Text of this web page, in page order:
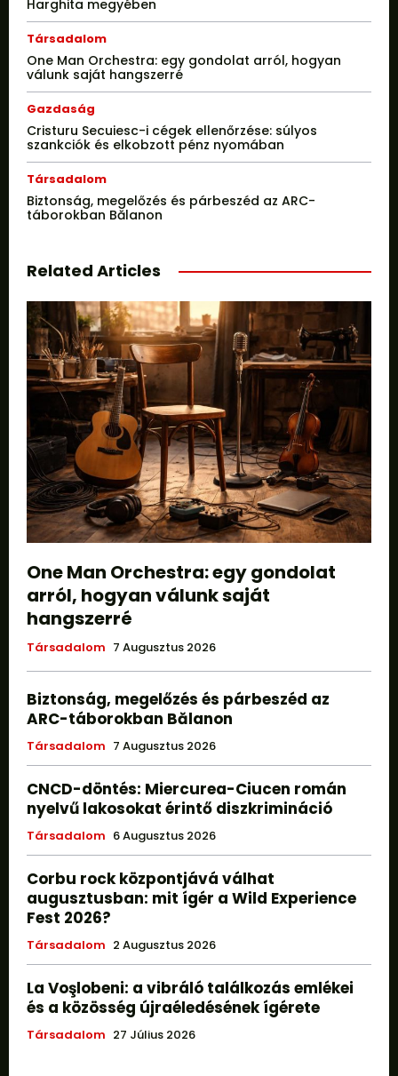
Harghita megyében
Társadalom
One Man Orchestra: egy gondolat arról, hogyan
válunk saját hangszerré
Gazdaság
Cristuru Secuiesc-i cégek ellenőrzése: súlyos
szankciók és elkobzott pénz nyomában
Társadalom
Biztonság, megelőzés és párbeszéd az ARC-
táborokban Bălanon
Related Articles
One Man Orchestra: egy gondolat
arról, hogyan válunk saját
hangszerré
Társadalom 7 Augusztus 2026
Biztonság, megelőzés és párbeszéd az
ARC-táborokban Bălanon
Társadalom 7 Augusztus 2026
CNCD-döntés: Miercurea-Ciucen román
nyelvű lakosokat érintő diszkrimináció
Társadalom 6 Augusztus 2026
Corbu rock központjává válhat
augusztusban: mit ígér a Wild Experience
Fest 2026?
Társadalom 2 Augusztus 2026
La Voşlobeni: a vibráló találkozás emlékei
és a közösség újraéledésének ígérete
Társadalom 27 Július 2026